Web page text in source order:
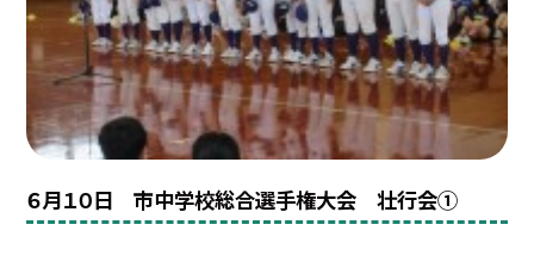
６月１０日 市中学校総合選手権大会 壮行会①